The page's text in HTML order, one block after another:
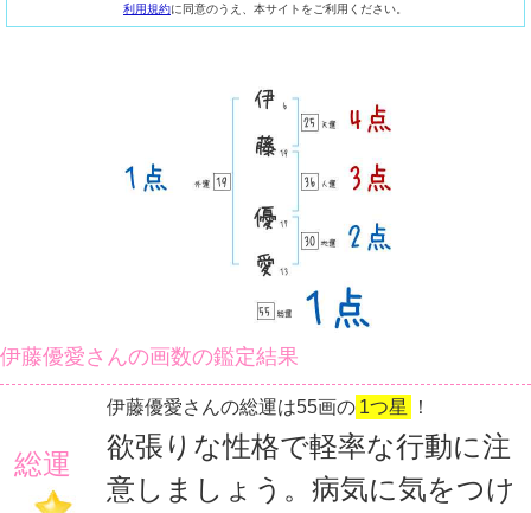
利用規約に同意のうえ、本サイトをご利用ください。
伊藤優愛さんの画数の鑑定結果
総運
伊藤優愛さんの総運は55画の 1つ星 ！
欲張りな性格で軽率な行動に注
意しましょう。病気に気をつけ